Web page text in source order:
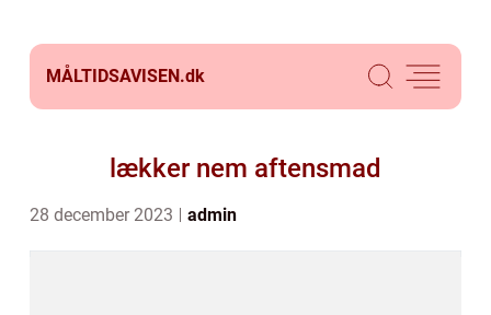
MÅLTIDSAVISEN.dk
lækker nem aftensmad
28 december 2023 admin